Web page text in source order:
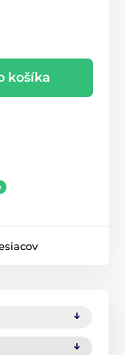
košíka